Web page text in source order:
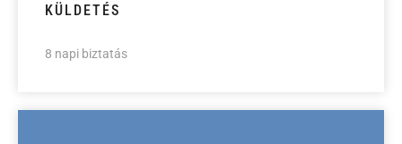
KÜLDETÉS
8 napi biztatás